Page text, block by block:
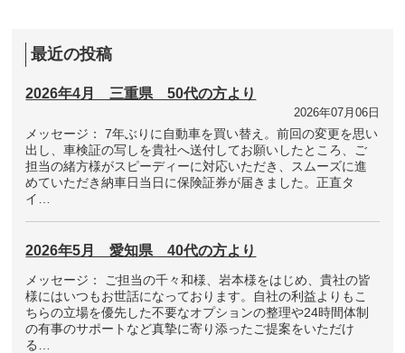
最近の投稿
2026年4月 三重県 50代の方より
2026年07月06日
メッセージ： 7年ぶりに自動車を買い替え。前回の変更を思い
出し、車検証の写しを貴社へ送付してお願いしたところ、ご
担当の緒方様がスピーディーに対応いただき、スムーズに進
めていただき納車日当日に保険証券が届きました。正直タ
イ…
2026年5月 愛知県 40代の方より
メッセージ： ご担当の千々和様、岩本様をはじめ、貴社の皆
様にはいつもお世話になっております。自社の利益よりもこ
ちらの立場を優先した不要なオプションの整理や24時間体制
の有事のサポートなど真摯に寄り添ったご提案をいただけ
る…